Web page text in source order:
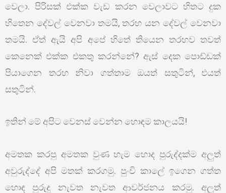
වෙලා. පිරිසක් එක්ක වැඩ කරන වෙලාවට හිතට දුක
හිතෙන දේවල් වෙනවා තමයි, තරහ යන දේවල් වෙනවා
තමයි. ඒත් ඇයි අපි අපේ හිතේ තියෙන තරහව තවත්
කෙනෙක් එක්ක එකතු කරන්නේ? ඇස් දෙක පොඩ්ඩක්
පියාගෙන තරහ නිවා ගත්තාම ඔයත් සතුටින්, එයත්
සතුටින්.
ඉතින් මේ අපිට වෙනස් වෙන්න හොඳම කාලයයි!
අමතක කරපු අමතක වුණ හැම හොද පුරුද්දක්ම අලුත්
අවුරුද්දේ අපි මතක් කරගමු. පුංචි කාලේ ඉගෙන ගත්ත
හොඳ පුරුදු නැවත නැවත ආවර්ජනය කරමු. අලුත්